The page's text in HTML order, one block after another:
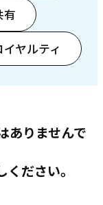
有
イヤルティ
ありませんで
ださい。